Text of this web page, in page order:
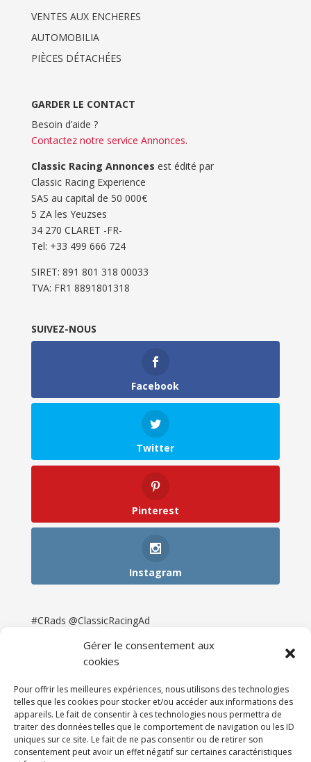
Gérer le consentement aux
cookies
Pour offrir les meilleures expériences, nous utilisons des technologies
telles que les cookies pour stocker et/ou accéder aux informations des
appareils. Le fait de consentir à ces technologies nous permettra de
traiter des données telles que le comportement de navigation ou les ID
uniques sur ce site. Le fait de ne pas consentir ou de retirer son
consentement peut avoir un effet négatif sur certaines caractéristiques
VENTES AUX ENCHERES
AUTOMOBILIA
PIÈCES DÉTACHÉES
GARDER LE CONTACT
Besoin d’aide ?
Contactez notre service Annonces.
Classic Racing Annonces est édité par
Classic Racing Experience
SAS au capital de 50 000€
5 ZA les Yeuzses
34 270 CLARET -FR-
Tel: ‭+33 499 666 724‬
SIRET: 891 801 318 00033
TVA: FR1 8891801318
SUIVEZ-NOUS
Facebook
Twitter
Pinterest
Instagram
#CRads @ClassicRacingAd